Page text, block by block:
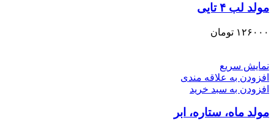
مولد لب ۴ تایی
۱۲۶۰۰۰ تومان
نمایش سریع
افزودن به علاقه مندی
افزودن به سبد خرید
مولد ماه، ستاره، ابر